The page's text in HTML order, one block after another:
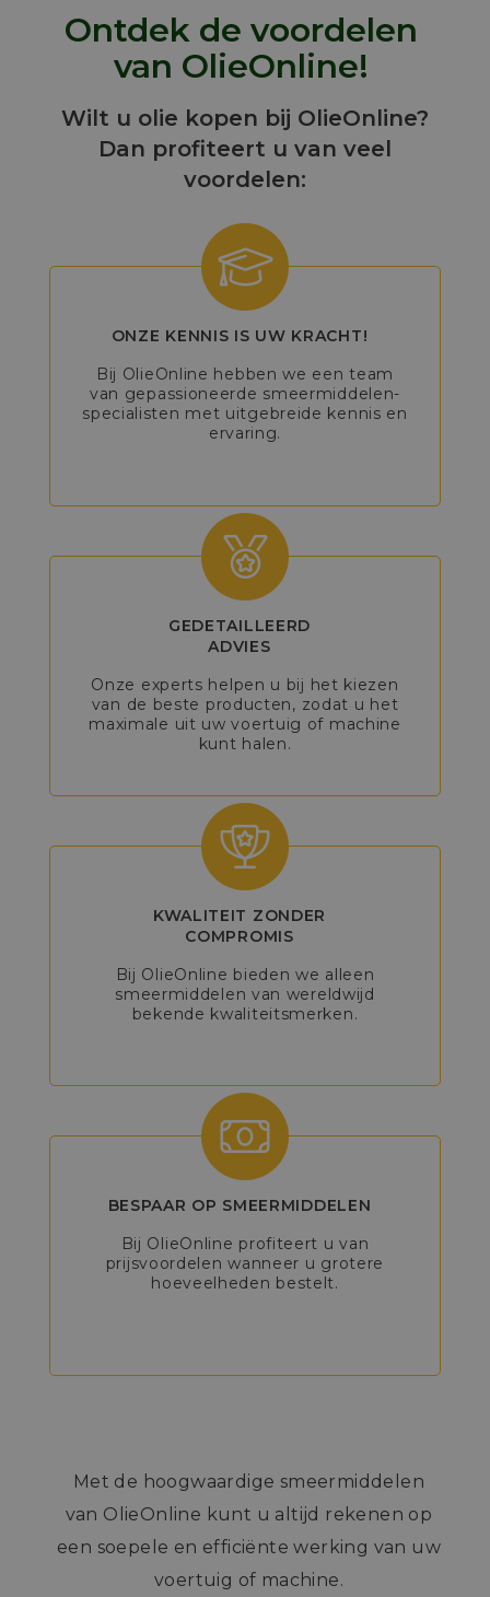
Ontdek de voordelen
van OlieOnline!
Wilt u olie kopen bij OlieOnline?
Dan profiteert u van veel
voordelen:
ONZE KENNIS IS UW KRACHT!
Bij OlieOnline hebben we een team
van gepassioneerde smeermiddelen-
specialisten met uitgebreide kennis en
ervaring.
GEDETAILLEERD
ADVIES
Onze experts helpen u bij het kiezen
van de beste producten, zodat u het
maximale uit uw voertuig of machine
kunt halen.
KWALITEIT ZONDER
COMPROMIS
Bij OlieOnline bieden we alleen
smeermiddelen van wereldwijd
bekende kwaliteitsmerken.
BESPAAR OP SMEERMIDDELEN
Bij OlieOnline profiteert u van
prijsvoordelen wanneer u grotere
hoeveelheden bestelt.
Met de hoogwaardige smeermiddelen
van OlieOnline kunt u altijd rekenen op
een soepele en efficiënte werking van uw
voertuig of machine.